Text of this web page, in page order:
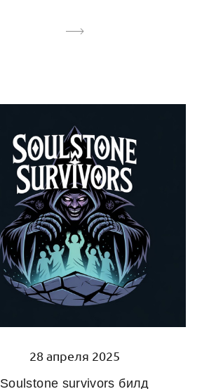
28 апреля 2025
Soulstone survivors билд